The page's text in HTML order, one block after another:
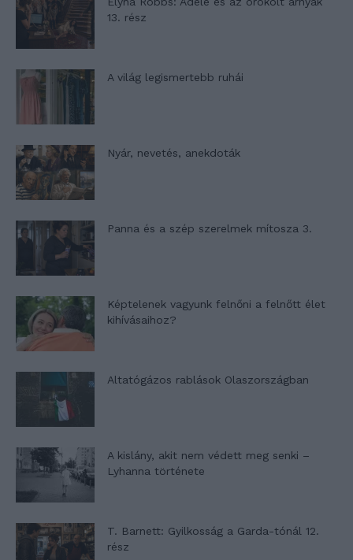
13. rész
A világ legismertebb ruhái
Nyár, nevetés, anekdoták
Panna és a szép szerelmek mítosza 3.
Képtelenek vagyunk felnőni a felnőtt élet
kihívásaihoz?
Altatógázos rablások Olaszországban
A kislány, akit nem védett meg senki –
Lyhanna története
T. Barnett: Gyilkosság a Garda-tónál 12.
rész